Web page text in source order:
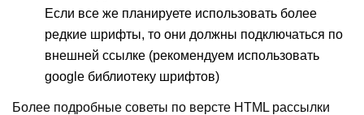
Если все же планируете использовать более
редкие шрифты, то они должны подключаться по
внешней ссылке (рекомендуем использовать
google библиотеку шрифтов)
Более подробные советы по версте HTML рассылки